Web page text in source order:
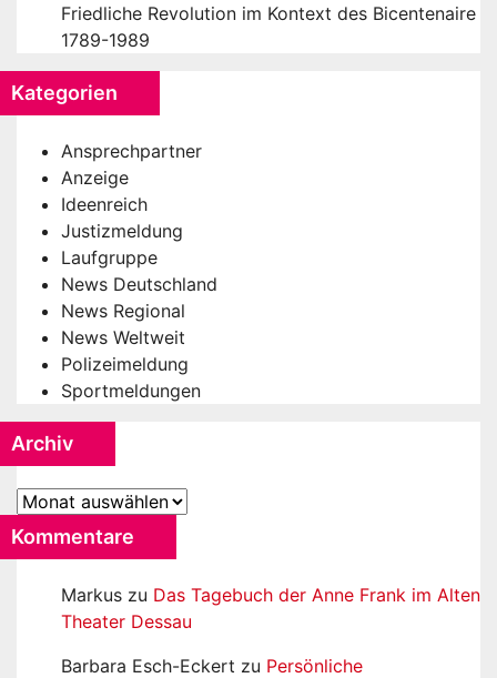
Friedliche Revolution im Kontext des Bicentenaire
1789-1989
Kategorien
Ansprechpartner
Anzeige
Ideenreich
Justizmeldung
Laufgruppe
News Deutschland
News Regional
News Weltweit
Polizeimeldung
Sportmeldungen
Archiv
Archiv
Kommentare
Markus zu Das Tagebuch der Anne Frank im Alten
Theater Dessau
Barbara Esch-Eckert zu Persönliche